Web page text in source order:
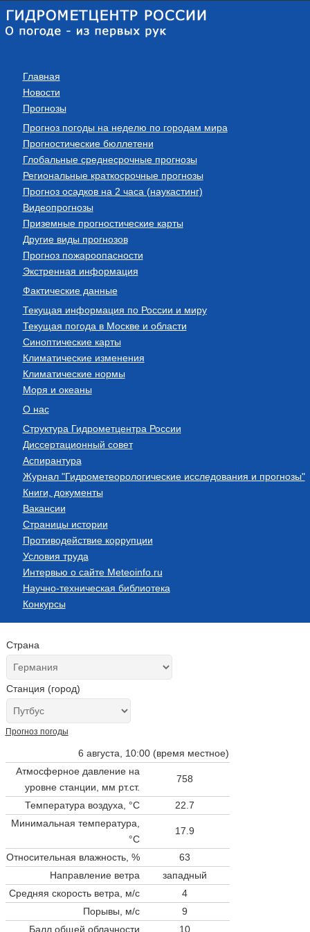
Главная
Новости
Прогнозы
Прогноз погоды на неделю по городам мира
Прогностические бюллетени
Глобальные среднесрочные прогнозы
Региональные краткосрочные прогнозы
Прогноз осадков на 2 часа (наукастинг)
Видеопрогнозы
Приземные прогностические карты
Другие виды прогнозов
Прогноз пожароопасности
Экстренная информация
Фактические данные
Текущая информация по России и миру
Текущая погода в Москве и области
Синоптические карты
Климатические изменения
Климатические нормы
Моря и океаны
О нас
Структура Гидрометцентра России
Диссертационный совет
Аспирантура
Журнал "Гидрометеорологические исследования и прогнозы"
Книги, документы
Вакансии
Страницы истории
Противодействие коррупции
Условия труда
Интервью о сайте Meteoinfo.ru
Научно-техническая библиотека
Конкурсы
Страна
Станция (город)
Прогноз погоды
6 августа, 10:00 (время местное)
Атмосферное давление на
уровне станции, мм рт.ст.
758
Температура воздуха, °C
22.7
Минимальная температура,
°C
17.9
Относительная влажность, %
63
Направление ветра
западный
Средняя скорость ветра, м/с
4
Порывы, м/с
9
Балл общей облачности
10